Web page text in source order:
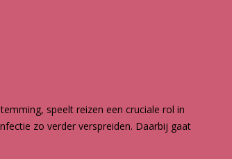
speelt reizen een cruciale rol in
zo verder verspreiden. Daarbij gaat